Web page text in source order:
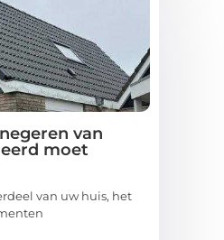
van
moet
van uw huis, het